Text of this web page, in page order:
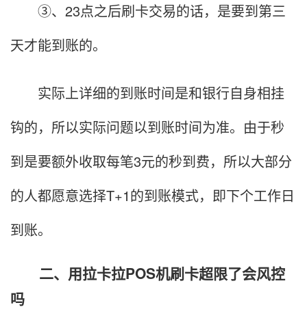
③、23点之后刷卡交易的话，是要到第三
天才能到账的。
实际上详细的到账时间是和银行自身相挂
钩的，所以实际问题以到账时间为准。由于秒
到是要额外收取每笔3元的秒到费，所以大部分
的人都愿意选择T+1的到账模式，即下个工作日
到账。
二、用拉卡拉POS机刷卡超限了会风控
吗